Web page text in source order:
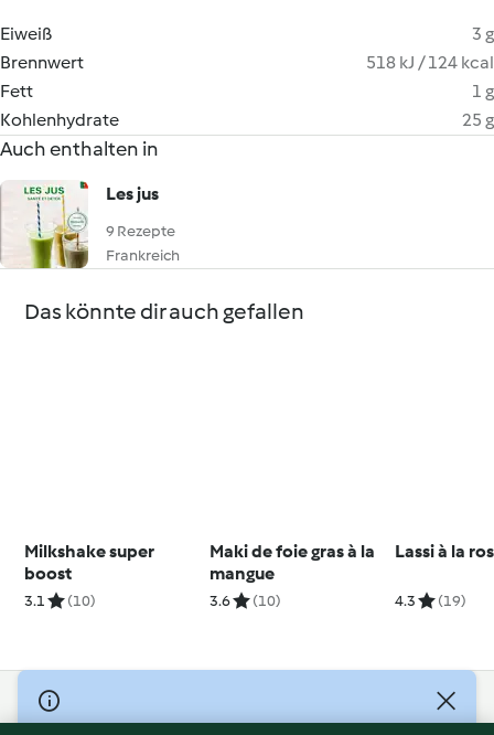
Eiweiß
3 g
Brennwert
518 kJ / 124 kcal
Fett
1 g
Kohlenhydrate
25 g
Auch enthalten in
Les jus
9 Rezepte
Frankreich
Das könnte dir auch gefallen
Milkshake super
boost
3.1 (10)
Maki de foie gras à la
mangue
3.6 (10)
Lassi à la
4.3 (19)
© Copyright 2026